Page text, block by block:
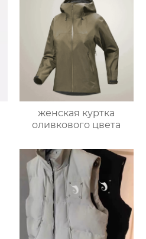
женская куртка
оливкового цвета